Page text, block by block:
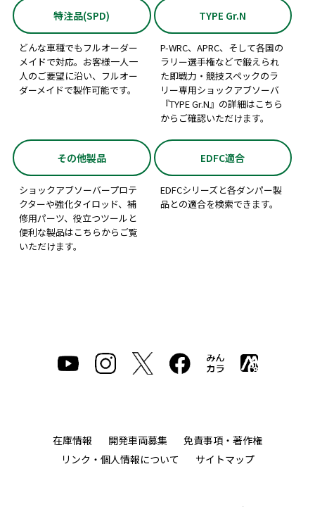
特注品(SPD)
どんな車種でもフルオーダー
メイドで対応。お客様一人一
人のご要望に沿い、フルオー
ダーメイドで製作可能です。
TYPE Gr.N
P-WRC、APRC、そして各国の
ラリー選手権などで鍛えられ
た即戦力・競技スペックのラ
リー専用ショックアブソーバ
『TYPE Gr.N』の詳細はこちら
からご確認いただけます。
その他製品
ショックアブソーバープロテ
クターや強化タイロッド、補
修用パーツ、役立つツールと
便利な製品はこちらからご覧
いただけます。
EDFC適合
EDFCシリーズと各ダンパー製
品との適合を検索できます。
在庫情報 開発車両募集
免責事項・著作権
リンク・個人情報について
サイトマップ